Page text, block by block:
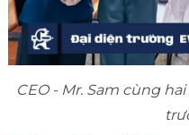
CEO - Mr. Sam cùng